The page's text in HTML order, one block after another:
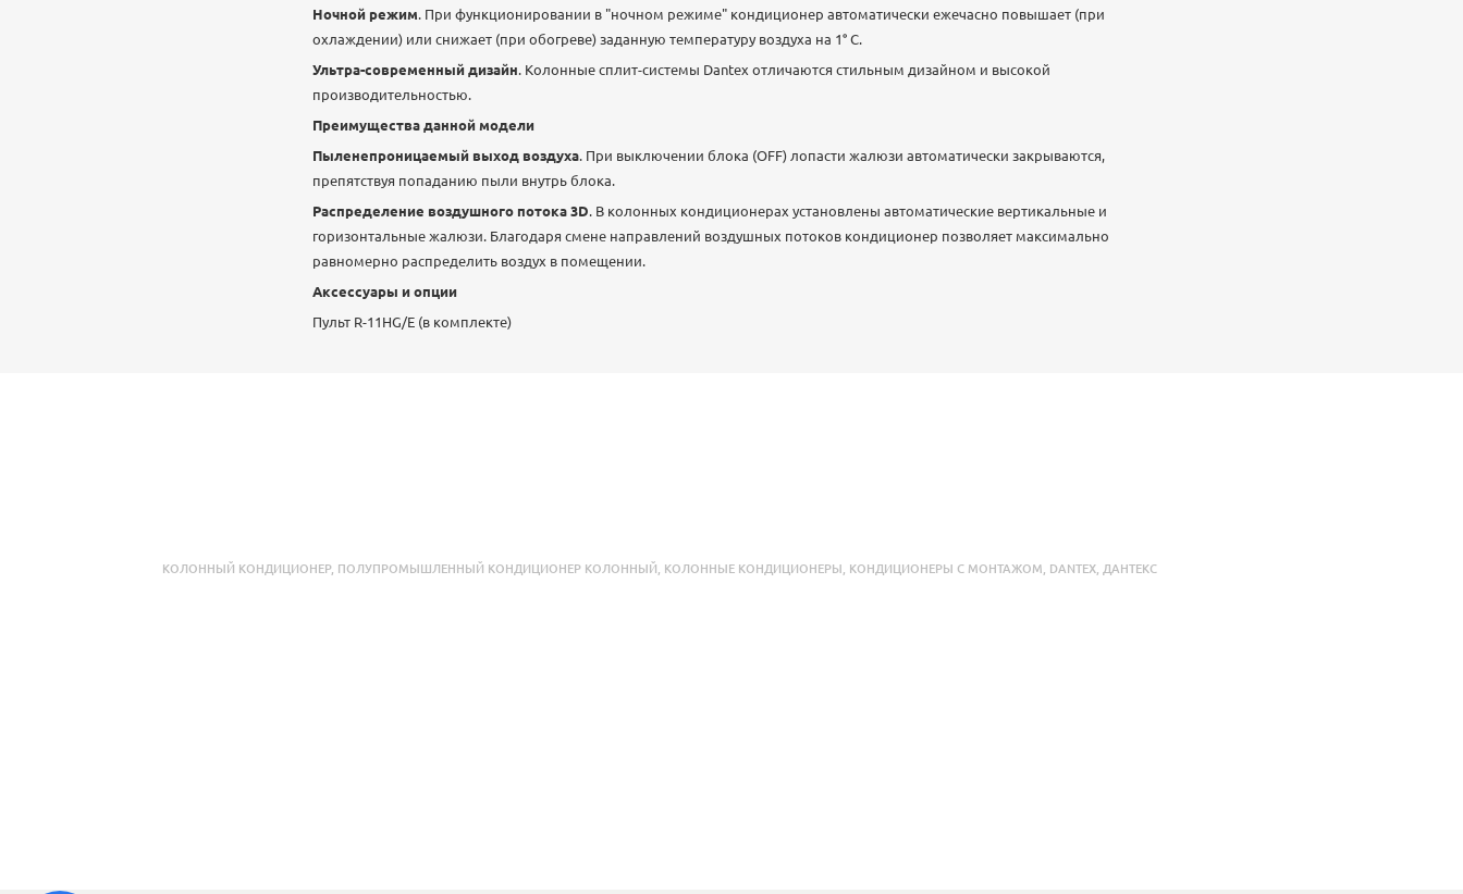
Ночной режим. При функционировании в "ночном режиме" кондиционер автоматически ежечасно повышает (при
охлаждении) или снижает (при обогреве) заданную температуру воздуха на 1° С.
Ультра-современный дизайн. Колонные сплит-системы Dantex отличаются стильным дизайном и высокой
производительностью.
Преимущества данной модели
Пыленепроницаемый выход воздуха. При выключении блока (OFF) лопасти жалюзи автоматически закрываются,
препятствуя попаданию пыли внутрь блока.
Распределение воздушного потока 3D. В колонных кондиционерах установлены автоматические вертикальные и
горизонтальные жалюзи. Благодаря смене направлений воздушных потоков кондиционер позволяет максимально
равномерно распределить воздух в помещении.
Аксессуары и опции
Пульт R-11HG/E (в комплекте)
КОЛОННЫЙ КОНДИЦИОНЕР, ПОЛУПРОМЫШЛЕННЫЙ КОНДИЦИОНЕР КОЛОННЫЙ КОЛОННЫЕ КОНДИЦИОНЕРЫ КОНДИЦИОНЕРЫ С МОНТАЖОМ DANTEX ДАНТЕКС